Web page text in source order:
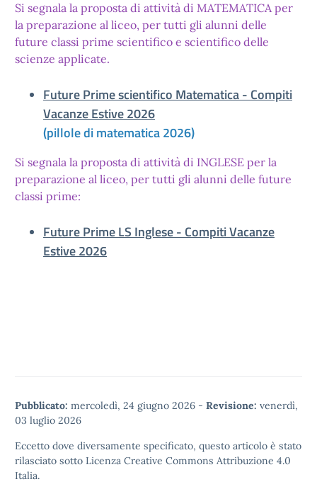
Si segnala la proposta di attività di MATEMATICA per
la preparazione al liceo, per tutti gli alunni delle
future classi prime scientifico e scientifico delle
scienze applicate.
Future Prime scientifico Matematica - Compiti
Vacanze Estive 2026
(pillole di matematica 2026)
Si segnala la proposta di attività di INGLESE per la
preparazione al liceo, per tutti gli alunni delle future
classi prime:
Future Prime LS Inglese - Compiti Vacanze
Estive 2026
Pubblicato: mercoledì, 24 giugno 2026 - Revisione: venerdì,
03 luglio 2026
Eccetto dove diversamente specificato, questo articolo è stato
rilasciato sotto Licenza Creative Commons Attribuzione 4.0
Italia.